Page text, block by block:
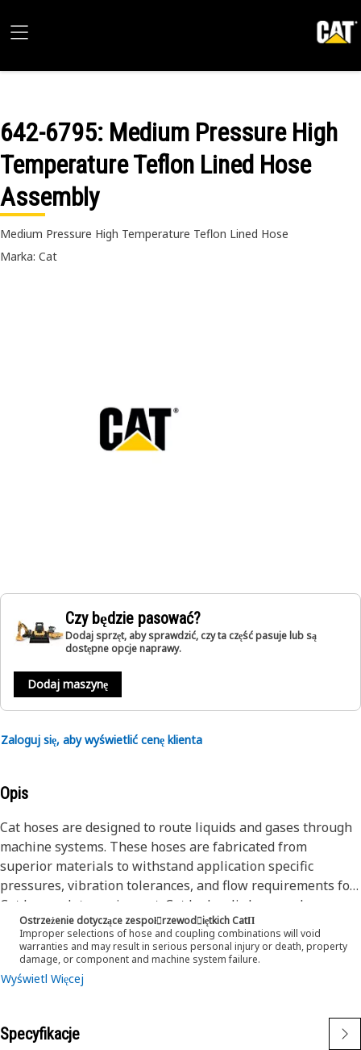
642-6795: Medium Pressure High
Temperature Teflon Lined Hose
Assembly
Medium Pressure High Temperature Teflon Lined Hose
Marka: Cat
Czy będzie pasować?
Dodaj sprzęt, aby sprawdzić, czy ta część pasuje lub są
dostępne opcje naprawy.
Dodaj maszynę
Zaloguj się, aby wyświetlić cenę klienta
Opis
Cat hoses are designed to route liquids and gases through
machine systems. These hoses are fabricated from
superior materials to withstand application specific
pressures, vibration tolerances, and flow requirements for
Cat heavy-duty equipment. Cat hydraulic hose and
couplings are subjected to the most rigorous testing
processes in the industry. Every Cat hose and coupling
combination is tested as a system to ensure a perfect fit
that yields maximum safety and dependability.
temperature hose made from PTFE inner tube and one
braid of stainless steel wire reinforcement outer cover.
Ostrzeżenie dotyczące zespoł󷠰rzewod󷠧iętkich CatΠ
Improper selections of hose and coupling combinations will void
warranties and may result in serious personal injury or death, property
damage, or component and machine system failure.
Wyświetl Więcej
Specyfikacje